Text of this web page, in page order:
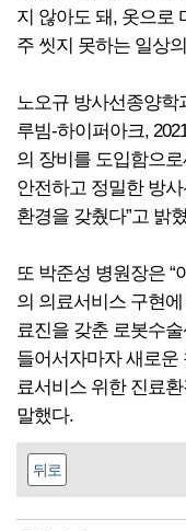
지 않아도 돼, 옷으로
주 씻지 못하는 일상
노오규 방사선종양학
루빔-하이퍼아크,
의 장비를 도입함으
안전하고 정밀한 방
환경을 갖췄다”고 밝
또 박준성 병원장은 “
의 의료서비스 구현
료진을 갖춘 로봇수
들어서자마자 새로운
료서비스 위한 진료
말했다.
뒤로